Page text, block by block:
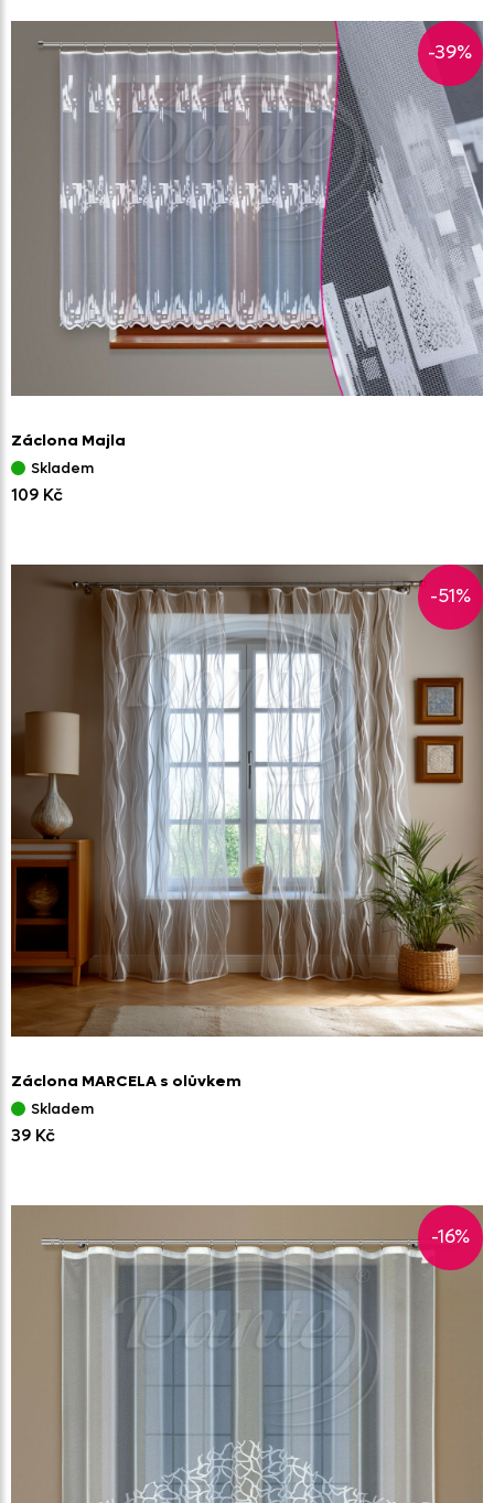
-39%
Záclona Majla
Skladem
109 Kč
-51%
Záclona MARCELA s olůvkem
Skladem
39 Kč
-16%